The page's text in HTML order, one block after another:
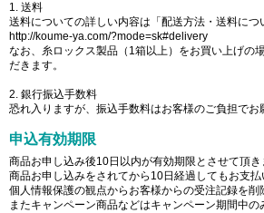
1. 送料
送料についての詳しい内容は「配送方法・送料につ
http://koume-ya.com/?mode=sk#delivery
なお、糸ロックス製品（1箱以上）をお買い上げの
だきます。
2. 銀行振込手数料
恐れ入りますが、振込手数料はお客様のご負担でお
申込有効期限
商品お申し込み後10日以内が有効期限とさせて頂き
商品お申し込みをされてから10日経過してもお支払
個人情報保護の観点からお客様からの受注記録を削
またキャンペーン商品などはキャンペーン期間中の